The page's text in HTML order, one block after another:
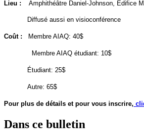
Lieu : Amphithéâtre Daniel-Johnson, Édifice
Diffusé aussi en visioconférence
Coût : Membre AIAQ: 40$
Membre AIAQ étudiant: 10$
Étudiant: 25$
Autre: 65$
Pour plus de détails et pour vous inscrire,
Dans ce bulletin